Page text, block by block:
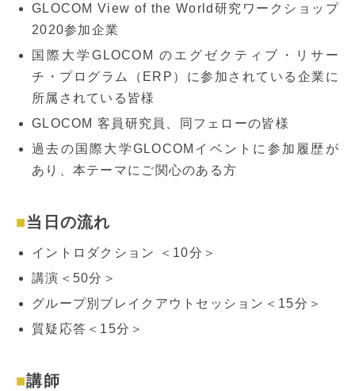
GLOCOM View of the World研究ワークショップ
2020参加企業
国際大学GLOCOM のエグゼクティブ・リサー
チ・プログラム（ERP）に参加されている企業に
所属されている皆様
GLOCOM 客員研究員、同フェローの皆様
過去の国際大学GLOCOMイベントに参加履歴が
あり、本テーマにご関心のある方
当日の流れ
イントロダクション ＜10分＞
講演＜50分＞
グループ別ブレイクアウトセッション＜15分＞
質疑応答＜15分＞
講師